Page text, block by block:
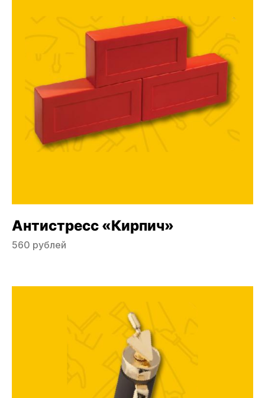
Антистресс «Кирпич»
560 рублей